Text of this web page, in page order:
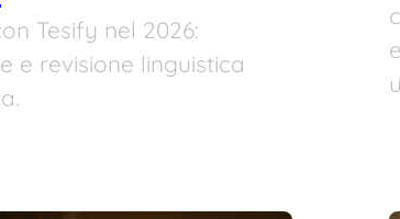
Tesify nel 2026:
e revisione linguistica